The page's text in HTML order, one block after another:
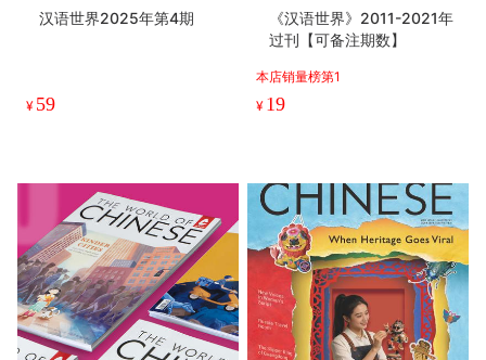
汉语世界2025年第4期
¥ 59
《汉语世界》2011-2021年
过刊【可备注期数】
本店销量榜第1
¥ 19